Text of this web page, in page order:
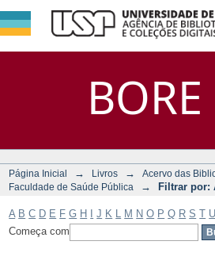
BORE
Filtrar
Assunto
DSpace/Manakin +
Página Inicial → Livros → Acervo das
Faculdade de Saúde Pública
→ Filtrar por:
A B C D E F G H J K M N O P Q R S T U
Começa com